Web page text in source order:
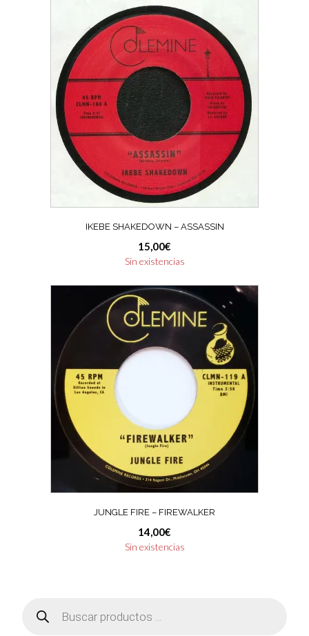
IKEBE SHAKEDOWN – ASSASSIN
15,00€
Sin existencias
JUNGLE FIRE – FIREWALKER
14,00€
Sin existencias
productos